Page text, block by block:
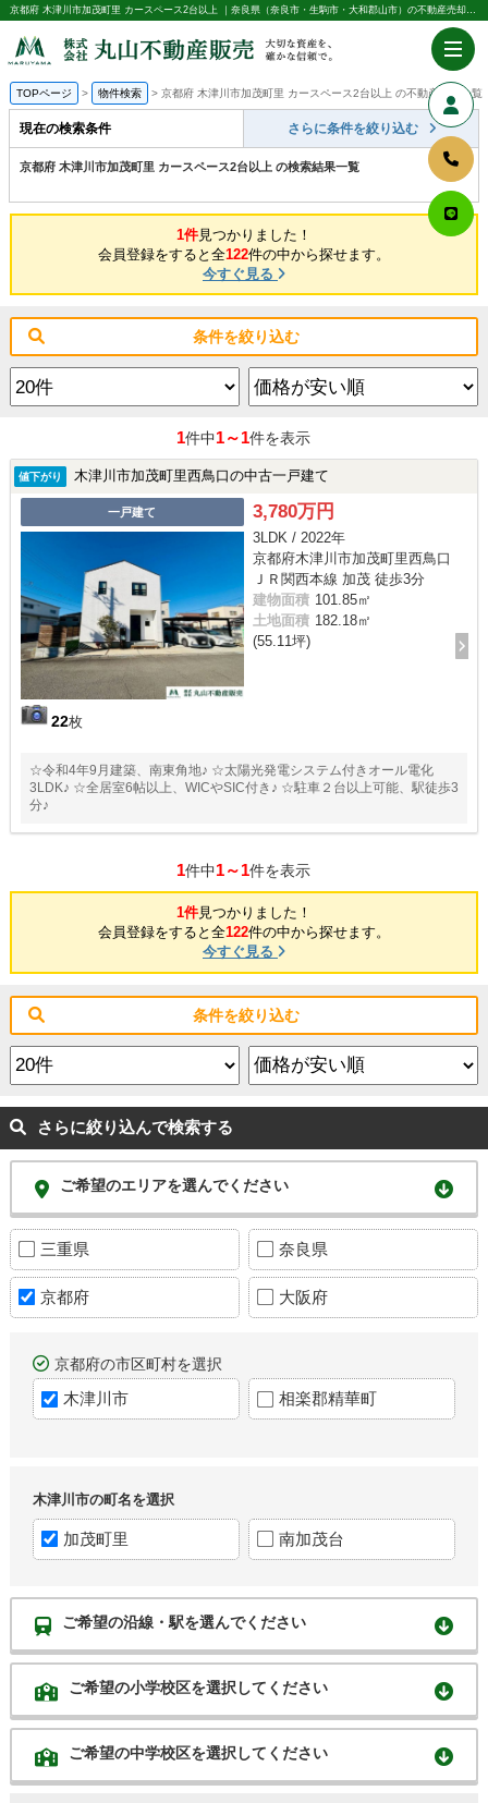
京都府 木津川市加茂町里 カースペース2台以上 ｜奈良県（奈良市・生駒市・大和郡山市）の不動産売却・購入のことなら株式会社丸山不動産販売
TOPページ 物件検索 京都府 木津川市加茂町里 カースペース2台以上 の不動産情報一覧
現在の検索条件 さらに条件を絞り込む
京都府 木津川市加茂町里 カースペース2台以上 の検索結果一覧
1件見つかりました！
会員登録をすると全122件の中から探せます。
今すぐ見る
条件を絞り込む
1件中1～1件を表示
値下がり 木津川市加茂町里西鳥口の中古一戸建て
一戸建て
22枚
3,780万円
3LDK / 2022年
京都府木津川市加茂町里西鳥口
ＪＲ関西本線 加茂 徒歩3分
建物面積 101.85㎡
土地面積 182.18㎡
(55.11坪)
☆令和4年9月建築、南東角地♪ ☆太陽光発電システム付きオール電化
3LDK♪ ☆全居室6帖以上、WICやSIC付き♪ ☆駐車２台以上可能、駅徒歩3
分♪
1件中1～1件を表示
1件見つかりました！
会員登録をすると全122件の中から探せます。
今すぐ見る
条件を絞り込む
さらに絞り込んで検索する
ご希望のエリアを選んでください
三重県 奈良県
京都府 大阪府
京都府の市区町村を選択
木津川市 相楽郡精華町
木津川市の町名を選択
加茂町里 南加茂台
ご希望の沿線・駅を選んでください
ご希望の小学校区を選択してください
ご希望の中学校区を選択してください